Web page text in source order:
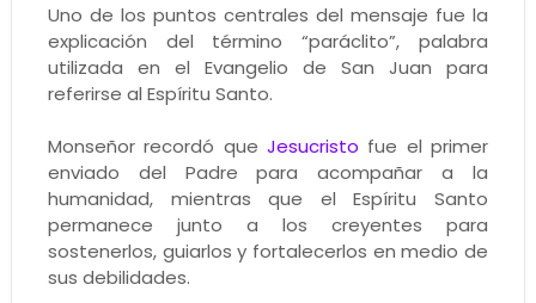
Uno de los puntos centrales del mensaje fue la
explicación del término “paráclito”, palabra
utilizada en el Evangelio de San Juan para
referirse al Espíritu Santo.
Monseñor recordó que Jesucristo fue el primer
enviado del Padre para acompañar a la
humanidad, mientras que el Espíritu Santo
permanece junto a los creyentes para
sostenerlos, guiarlos y fortalecerlos en medio de
sus debilidades.